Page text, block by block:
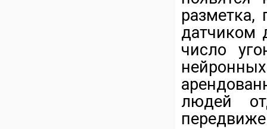
датчиком
число
людей